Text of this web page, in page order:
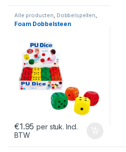
Alle producten Dobbelspellen
Spellen
Foam Dobbelsteen
€1.95 per stuk. Incl.
BTW